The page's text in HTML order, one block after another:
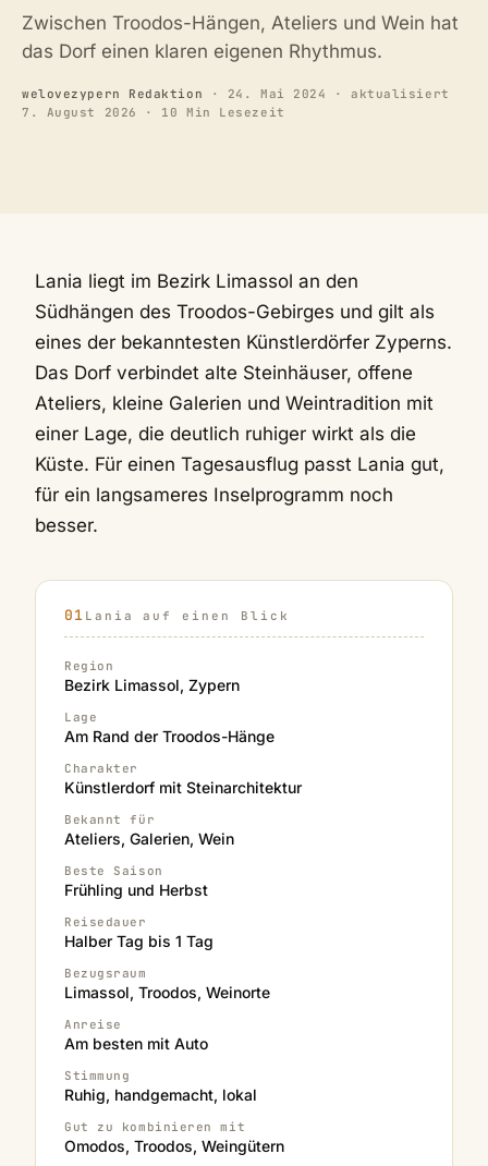
Zwischen Troodos-Hängen, Ateliers und Wein hat
das Dorf einen klaren eigenen Rhythmus.
welovezypern Redaktion · 24. Mai 2024 · aktualisiert
7. August 2026
· 10 Min Lesezeit
Lania liegt im Bezirk Limassol an den
Südhängen des Troodos-Gebirges und gilt als
eines der bekanntesten Künstlerdörfer Zyperns.
Das Dorf verbindet alte Steinhäuser, offene
Ateliers, kleine Galerien und Weintradition mit
einer Lage, die deutlich ruhiger wirkt als die
Küste. Für einen Tagesausflug passt Lania gut,
für ein langsameres Inselprogramm noch
besser.
Lania auf einen Blick
Region
Bezirk Limassol, Zypern
Lage
Am Rand der Troodos-Hänge
Charakter
Künstlerdorf mit Steinarchitektur
Bekannt für
Ateliers, Galerien, Wein
Beste Saison
Frühling und Herbst
Reisedauer
Halber Tag bis 1 Tag
Bezugsraum
Limassol, Troodos, Weinorte
Anreise
Am besten mit Auto
Stimmung
Ruhig, handgemacht, lokal
Gut zu kombinieren mit
Omodos, Troodos, Weingütern